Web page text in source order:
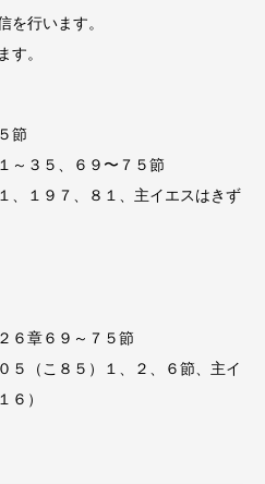
を行います。
す。
節
～３５、６９〜７５節
１９７、８１、主イエスはきず
章６９～７５節
（こ８５）１、２、６節、主イ
６）